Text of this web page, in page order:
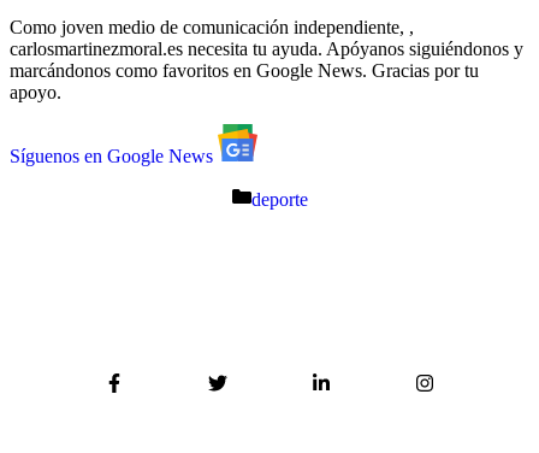
Como joven medio de comunicación independiente, ,
carlosmartinezmoral.es necesita tu ayuda. Apóyanos siguiéndonos y
marcándonos como favoritos en Google News. Gracias por tu
apoyo.
Síguenos en Google News
Catégories
deporte